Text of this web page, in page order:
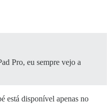
Pro, eu sempre vejo a
está disponível apenas no